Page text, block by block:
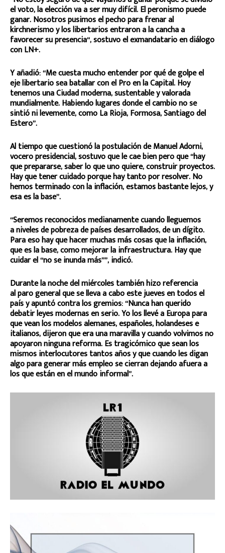
el voto, la elección va a ser muy difícil. El peronismo puede
ganar. Nosotros pusimos el pecho para frenar al
kirchnerismo y los libertarios entraron a la cancha a
favorecer su presencia“, sostuvo el exmandatario en diálogo
con LN+.
Y añadió: “Me cuesta mucho entender por qué de golpe el
eje libertario sea batallar con el Pro en la Capital. Hoy
tenemos una Ciudad moderna, sustentable y valorada
mundialmente. Habiendo lugares donde el cambio no se
sintió ni levemente, como La Rioja, Formosa, Santiago del
Estero”.
Al tiempo que cuestionó la postulación de Manuel Adorni,
vocero presidencial, sostuvo que le cae bien pero que “hay
que prepararse, saber lo que uno quiere, construir proyectos.
Hay que tener cuidado porque hay tanto por resolver. No
hemos terminado con la inflación, estamos bastante lejos, y
esa es la base”.
“Seremos reconocidos medianamente cuando lleguemos
a niveles de pobreza de países desarrollados, de un dígito.
Para eso hay que hacer muchas más cosas que la inflación,
que es la base, como mejorar la infraestructura. Hay que
cuidar el “no se inunda más””, indicó.
Durante la noche del miércoles también hizo referencia
al paro general que se lleva a cabo este jueves en todos el
país y apuntó contra los gremios: “Nunca han querido
debatir leyes modernas en serio. Yo los llevé a Europa para
que vean los modelos alemanes, españoles, holandeses e
italianos, dijeron que era una maravilla y cuando volvimos no
apoyaron ninguna reforma. Es tragicómico que sean los
mismos interlocutores tantos años y que cuando les digan
algo para generar más empleo se cierran dejando afuera a
los que están en el mundo informal”.